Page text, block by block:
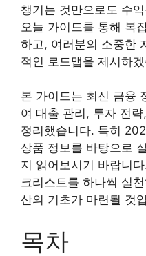
챙기는 것만으로도 수
오늘 가이드를 통해 복
하고, 여러분의 소중한
적인 로드맵을 제시하
본 가이드는 최신 금융
여 대출 관리, 투자 전
정리했습니다. 특히
상품 정보를 바탕으로
지 읽어보시기 바랍니
크리스트를 하나씩 실
산의 기초가 마련될 것
목차